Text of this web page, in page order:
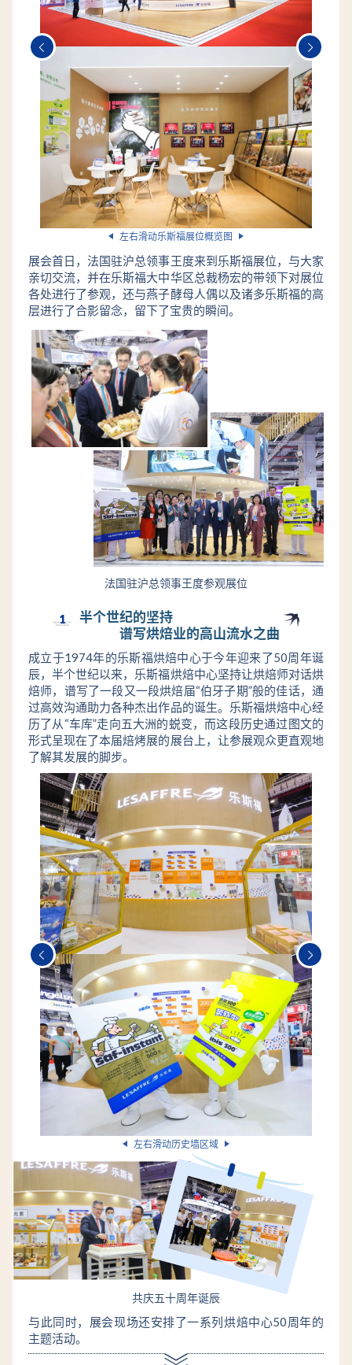
左右滑动乐斯福展位概览图
展会首日，法国驻沪总领事王度来到乐斯福展位，与大家
亲切交流，并在乐斯福大中华区总裁杨宏的带领下对展位
各处进行了参观，还与燕子酵母人偶以及诸多乐斯福的高
层进行了合影留念，留下了宝贵的瞬间。
法国驻沪总领事王度参观展位
1
半个世纪的坚持
谱写烘焙业的高山流水之曲
成立于1974年的乐斯福烘焙中心于今年迎来了50周年诞
辰，半个世纪以来，乐斯福烘焙中心坚持让烘焙师对话烘
焙师，谱写了一段又一段烘焙届“伯牙子期”般的佳话，通
过高效沟通助力各种杰出作品的诞生。乐斯福烘焙中心经
历了从“车库”走向五大洲的蜕变，而这段历史通过图文的
形式呈现在了本届焙烤展的展台上，让参展观众更直观地
了解其发展的脚步。
左右滑动历史墙区域
共庆五十周年诞辰
与此同时，展会现场还安排了一系列烘焙中心50周年的
主题活动。